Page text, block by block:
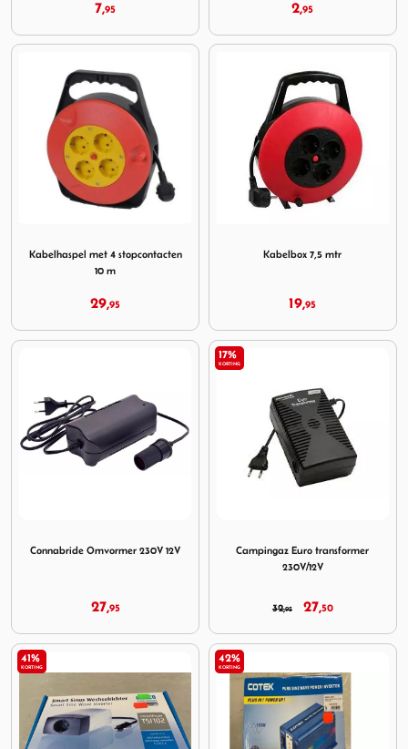
7,95 2,95
Kabelhaspel met 4 stopcontacten
10 m
29,95
Kabelbox 7,5 mtr
19,95
Connabride Omvormer 230V 12V
27,95
17%
KORTING
Campingaz Euro transformer
230V/12V
32,95 27,50
41%
KORTING
42%
KORTING